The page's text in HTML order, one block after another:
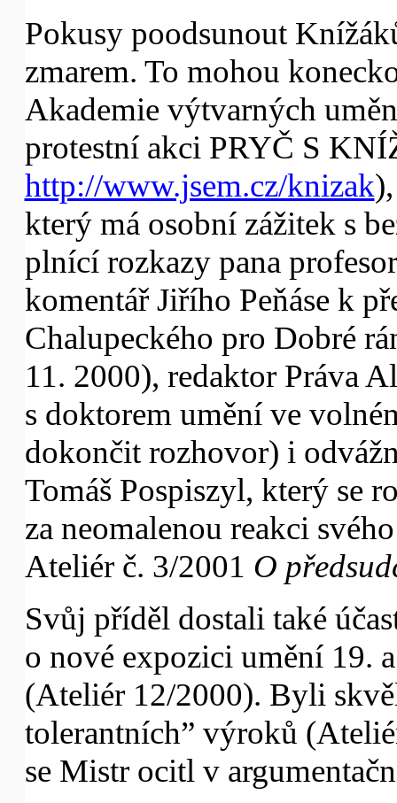
Pokusy poodsunout
zmarem. To mohou
Akademie výtvarných
protestní akci PRYČ S
http://www.jsem.cz/knizak
který má osobní zážitek s
plnící rozkazy pana
komentář Jiřího Peňáse k
Chalupeckého pro Dobré
11. 2000), redaktor Práva
s doktorem umění ve
dokončit rozhovor) i
Tomáš Pospiszyl, který se
za neomalenou reakci
Ateliér č. 3/2001 O
Svůj příděl dostali také
o nové expozici umění 19.
(Ateliér 12/2000). Byli
tolerantních” výroků
se Mistr ocitl v